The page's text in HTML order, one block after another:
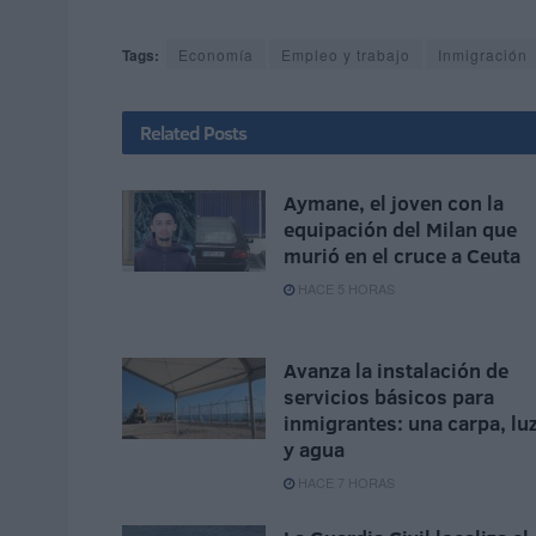
Tags: Economía Empleo y trabajo Inmigración
Related Posts
Aymane, el joven con la
equipación del Milan que
murió en el cruce a Ceuta
HACE 5 HORAS
Avanza la instalación de
servicios básicos para
inmigrantes: una carpa,
y agua
HACE 7 HORAS